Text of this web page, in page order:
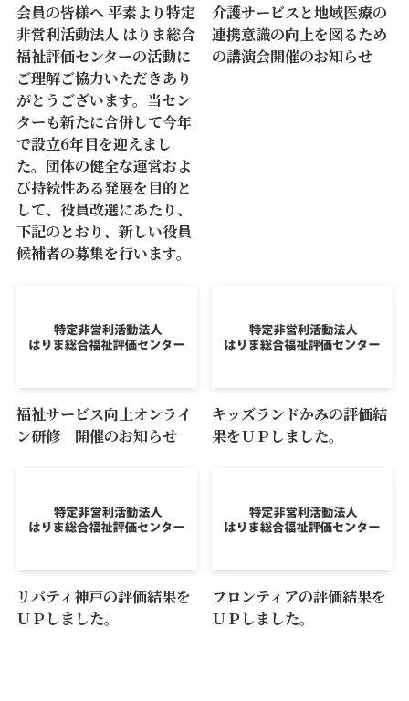
会員の皆様へ 平素より特定
非営利活動法人 はりま総合
福祉評価センターの活動に
ご理解ご協力いただきあり
がとうございます。当セン
ターも新たに合併して今年
で設立6年目を迎えまし
た。団体の健全な運営およ
び持続性ある発展を目的と
して、役員改選にあたり、
下記のとおり、新しい役員
候補者の募集を行います。
介護サービスと地域医療の
連携意識の向上を図るため
の講演会開催のお知らせ
福祉サービス向上オンライ
ン研修 開催のお知らせ
キッズランドかみの評価結
果をＵＰしました。
リバティ神戸の評価結果を
ＵＰしました。
フロンティアの評価結果を
ＵＰしました。